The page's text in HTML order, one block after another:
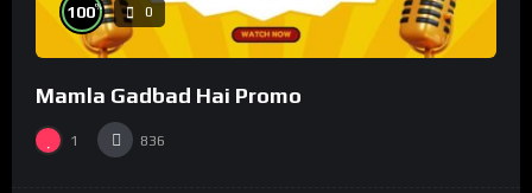
100% 0
Mamla Gadbad Hai Promo
1 836